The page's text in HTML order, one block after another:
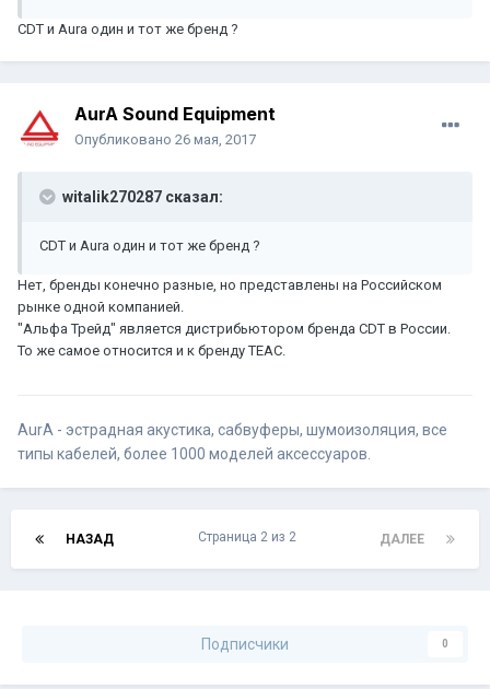
CDT и Aura один и тот же бренд ?
AurA Sound Equipment
Опубликовано 26 мая, 2017
witalik270287 сказал:
CDT и Aura один и тот же бренд ?
Нет, бренды конечно разные, но представлены на Российском
рынке одной компанией.
"Альфа Трейд" является дистрибьютором бренда CDT в России.
То же самое относится и к бренду TEAC.
AurA - эстрадная акустика, сабвуферы, шумоизоляция, все
типы кабелей, более 1000 моделей аксессуаров.
НАЗАД ДАЛЕЕ
Страница 2 из 2
Подписчики 0